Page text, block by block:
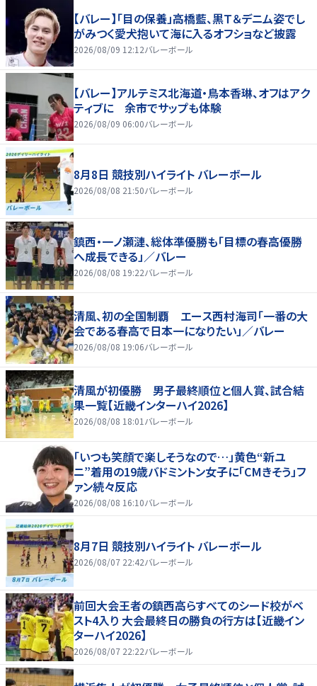
【バレー】「目の保養」高橋藍、黒Ｔ＆デニム姿でし
がみつく愛犬抱いて海に入るオフショなど披露
2026/08/09 12:12バレーボール
【バレー】アルテミス北海道・鳥本香琳、オフはアク
ティブに 余市でサップも体験
2026/08/09 06:00バレーボール
8月8日 競技別ハイライト バレーボール
2026/08/08 21:50バレーボール
鎮西・一ノ瀬漣、総体準優勝も「目標の春高優勝
へ成長できる」／バレー
2026/08/08 19:22バレーボール
清風、初の全国制覇 エース西村海司「一番の大
会である春高で日本一になりたい」／バレー
2026/08/08 19:06バレーボール
清風が初優勝 男子最終順位と個人賞、試合結
果一覧【近畿インターハイ2026】
2026/08/08 18:01 バレーボール
「いつも笑顔で楽しそうなので…」黄色“新ユ
ニ”着用の19歳バドミントン女子に「CMきそう」フ
ァン続々反応
2026/08/08 16:10バレーボール
8月7日 競技別ハイライト バレーボール
2026/08/07 22:42バレーボール
前回大会王者の鎮西高らすべてのシード校がベ
スト4入り 大会最終日の勝負の行方は【近畿イン
ターハイ2026】
2026/08/07 22:22バレーボール